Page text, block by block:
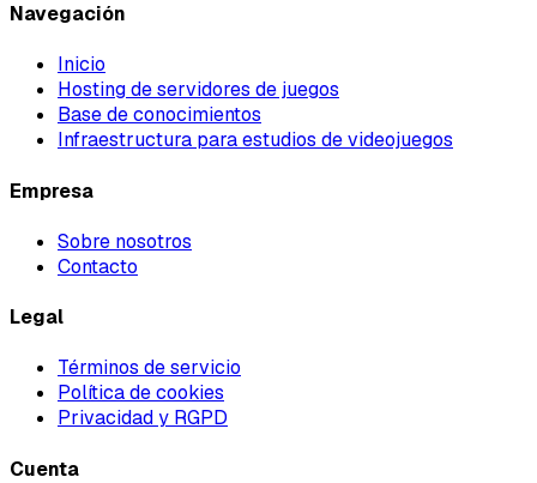
Navegación
Inicio
Hosting de servidores de juegos
Base de conocimientos
Infraestructura para estudios de videojuegos
Empresa
Sobre nosotros
Contacto
Legal
Términos de servicio
Política de cookies
Privacidad y RGPD
Cuenta